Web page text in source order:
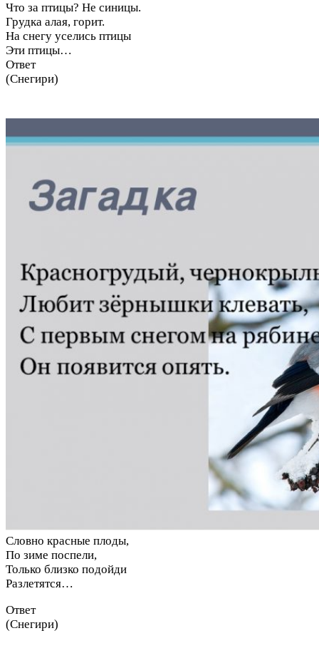
Что за птицы? Не синицы.
Грудка алая, горит.
На снегу уселись птицы
Эти птицы…
Ответ
(Снегири)
Словно красные плоды,
По зиме поспели,
Только близко подойди
Разлетятся…
Ответ
(Снегири)